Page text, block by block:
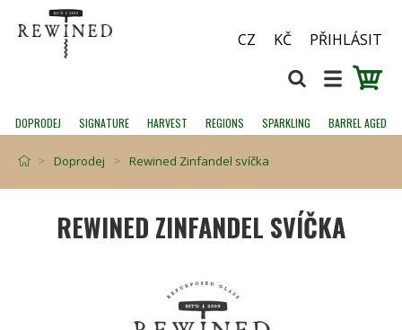
CZ KČ PŘIHLÁSIT
DOPRODEJ SIGNATURE HARVEST REGIONS SPARKLING BARREL AGED
Doprodej Rewined Zinfandel svíčka
REWINED ZINFANDEL SVÍČKA